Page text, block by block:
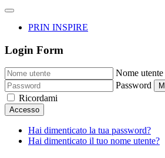
PRIN INSPIRE
Login Form
Nome utente
Password
Ricordami
Accesso
Hai dimenticato la tua password?
Hai dimenticato il tuo nome utente?